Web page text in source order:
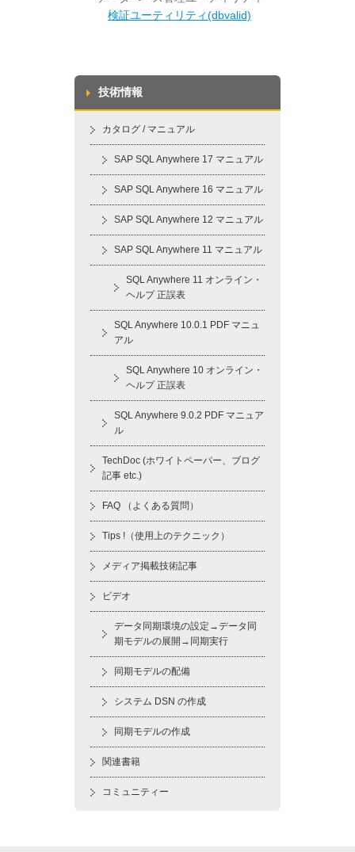
検証ユーティリティ(dbvalid)
技術情報
カタログ / マニュアル
SAP SQL Anywhere 17 マニュアル
SAP SQL Anywhere 16 マニュアル
SAP SQL Anywhere 12 マニュアル
SAP SQL Anywhere 11 マニュアル
SQL Anywhere 11 オンライン・
ヘルプ 正誤表
SQL Anywhere 10.0.1 PDF マニュ
アル
SQL Anywhere 10 オンライン・
ヘルプ 正誤表
SQL Anywhere 9.0.2 PDF マニュア
ル
TechDoc (ホワイトペーパー、ブログ
記事 etc.)
FAQ （よくある質問）
Tips !（使用上のテクニック）
メディア掲載技術記事
ビデオ
データ同期環境の設定→データ同
期モデルの展開→同期実行
同期モデルの配備
システム DSN の作成
同期モデルの作成
関連書籍
コミュニティー